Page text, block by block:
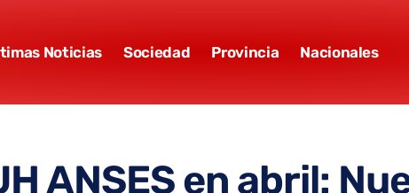
Noticias Sociedad Provincia Nacionales
ANSES en abril: